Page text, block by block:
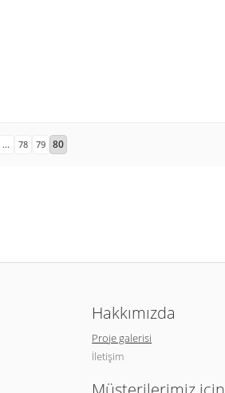
... 78 79 80
Hakkımızda
Proje galerisi
İletişim